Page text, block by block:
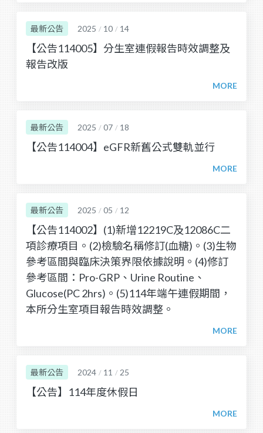
最新公告 2025 / 10 / 14
【公告114005】分生室連假報告時效調整及
報告改版
最新公告 2025 / 07 / 18
【公告114004】eGFR新舊公式雙軌並行
最新公告 2025 / 05 / 12
【公告114002】(1)新增12219C及12086C二
項診療項目。(2)檢驗名稱修訂(血糖)。(3)生物
參考區間與臨床決策界限依據說明。(4)修訂
參考區間：Pro-GRP、Urine Routine、
Glucose(PC 2hrs)。(5)114年端午連假期間，
本所分生室項目報告時效調整。
最新公告 2024 / 11 / 25
【公告】114年度休假日